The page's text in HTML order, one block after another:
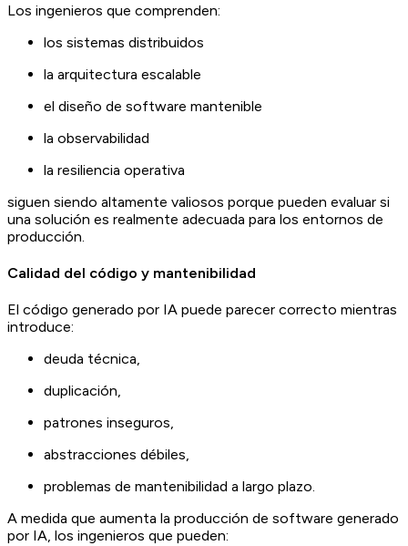
Los ingenieros que comprenden:
los sistemas distribuidos
la arquitectura escalable
el diseño de software mantenible
la observabilidad
la resiliencia operativa
siguen siendo altamente valiosos porque pueden evaluar si
una solución es realmente adecuada para los entornos de
producción.
Calidad del código y mantenibilidad
El código generado por IA puede parecer correcto mientras
introduce:
deuda técnica,
duplicación,
patrones inseguros,
abstracciones débiles,
problemas de mantenibilidad a largo plazo.
A medida que aumenta la producción de software generado
por IA, los ingenieros que pueden: